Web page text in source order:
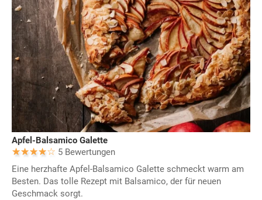
Apfel-Balsamico Galette
5 Bewertungen
Eine herzhafte Apfel-Balsamico Galette schmeckt warm am
Besten. Das tolle Rezept mit Balsamico, der für neuen
Geschmack sorgt.